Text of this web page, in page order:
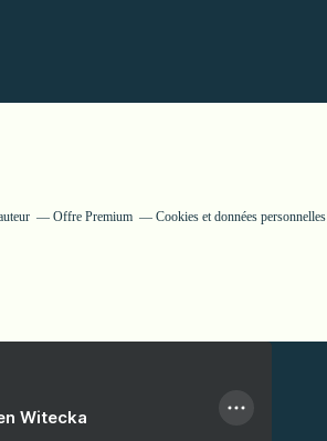
Offre Premium Cookies et données personnelles
Witecka